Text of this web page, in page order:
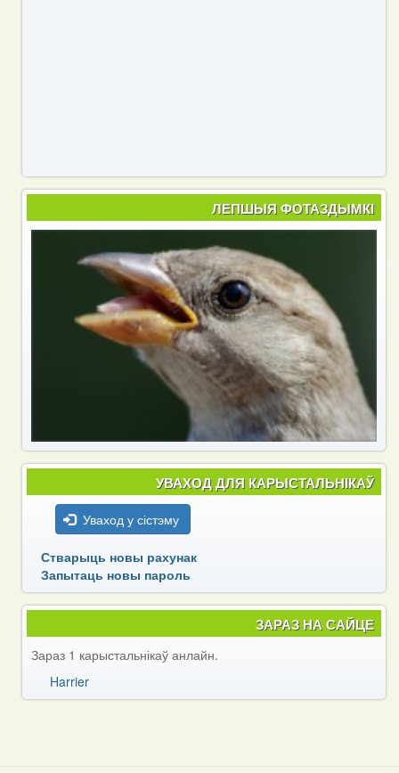
ЛЕПШЫЯ ФОТАЗДЫМКІ
УВАХОД ДЛЯ КАРЫСТАЛЬНІКАЎ
Уваход у сістэму
Стварыць новы рахунак
Запытаць новы пароль
ЗАРАЗ НА САЙЦЕ
Зараз 1 карыстальнікаў анлайн.
Harrier